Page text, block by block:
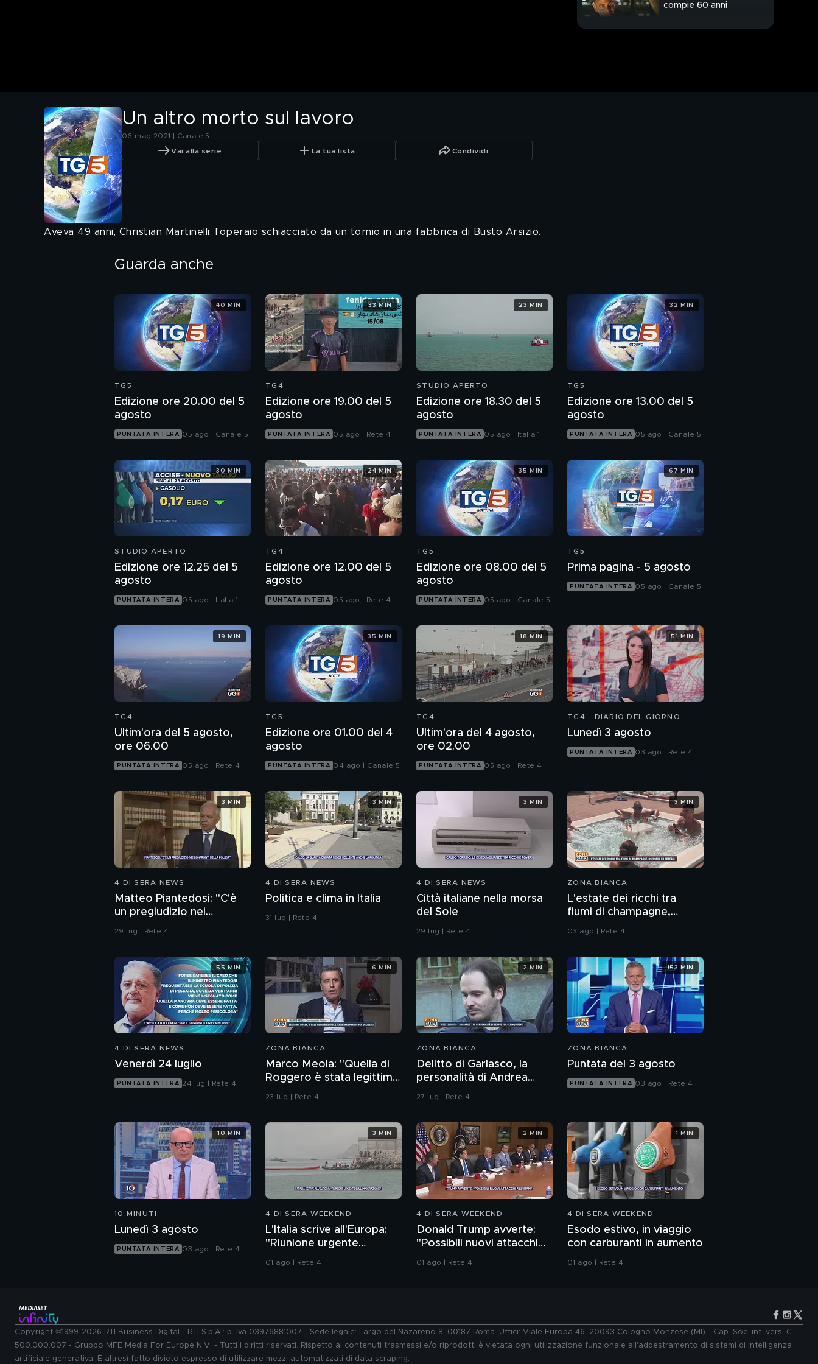
compie 60 anni
Un altro morto sul lavoro
06 mag 2021 | Canale 5
Vai alla serie La tua lista Condividi
Aveva 49 anni, Christian Martinelli, l'operaio schiacciato da un tornio in una fabbrica di Busto Arsizio.
Guarda anche
TG5
Edizione ore 20.00 del 5
agosto
PUNTATA INTERA 05 ago | Canale 5
40 MIN
TG4
Edizione ore 19.00 del 5
agosto
PUNTATA INTERA 05 ago | Rete 4
33 MIN
STUDIO APERTO
Edizione ore 18.30 del 5
agosto
PUNTATA INTERA 05 ago | Italia 1
23 MIN
TG5
Edizione ore 13.00 del 5
agosto
PUNTATA INTERA 05 ago | Canale 5
32 MIN
STUDIO APERTO
Edizione ore 12.25 del 5
agosto
PUNTATA INTERA 05 ago | Italia 1
30 MIN
TG4
Edizione ore 12.00 del 5
agosto
PUNTATA INTERA 05 ago | Rete 4
24 MIN
TG5
Edizione ore 08.00 del 5
agosto
PUNTATA INTERA 05 ago | Canale 5
35 MIN
TG5
Prima pagina - 5 agosto
PUNTATA INTERA 05 ago | Canale 5
67 MIN
TG4
Ultim'ora del 5 agosto,
ore 06.00
PUNTATA INTERA 05 ago | Rete 4
19 MIN
TG5
Edizione ore 01.00 del 4
agosto
PUNTATA INTERA 04 ago | Canale 5
35 MIN
TG4
Ultim'ora del 4 agosto,
ore 02.00
PUNTATA INTERA 05 ago | Rete 4
18 MIN
TG4 - DIARIO DEL GIORNO
Lunedì 3 agosto
PUNTATA INTERA 03 ago | Rete 4
51 MIN
4 DI SERA NEWS
Matteo Piantedosi: "C'è
un pregiudizio nei
confronti della polizia"
29 lug | Rete 4
3 MIN
4 DI SERA NEWS
Politica e clima in Italia
31 lug | Rete 4
3 MIN
4 DI SERA NEWS
Città italiane nella morsa
del Sole
29 lug | Rete 4
3 MIN
ZONA BIANCA
L'estate dei ricchi tra
fiumi di champagne,
ostriche ed eccessi
03 ago | Rete 4
3 MIN
4 DI SERA NEWS
Venerdì 24 luglio
PUNTATA INTERA 24 lug | Rete 4
55 MIN
ZONA BIANCA
Marco Meola: "Quella di
Roggero è stata legittima
difesa"
23 lug | Rete 4
6 MIN
ZONA BIANCA
Delitto di Garlasco, la
personalità di Andrea
Sempio per gli inquirenti:
27 lug | Rete 4
2 MIN
ZONA BIANCA
Puntata del 3 agosto
PUNTATA INTERA 03 ago | Rete 4
153 MIN
10 MINUTI
Lunedì 3 agosto
PUNTATA INTERA 03 ago | Rete 4
10 MIN
4 DI SERA WEEKEND
L'Italia scrive all'Europa:
"Riunione urgente
sull'immigrazione"
01 ago | Rete 4
3 MIN
4 DI SERA WEEKEND
Donald Trump avverte:
"Possibili nuovi attacchi
all'Iran"
01 ago | Rete 4
2 MIN
4 DI SERA WEEKEND
Esodo estivo, in viaggio
con carburanti in aumento
01 ago | Rete 4
1 MIN
Copyright ©1999-2026 RTI Business Digital - RTI S.p.A.: p. iva 03976881007 - Sede legale: Largo del Nazareno 8, 00187 Roma. Uffici: Viale Europa 46, 20093 Cologno Monzese (MI) - Cap. Soc. int. vers. €
500.000.007 - Gruppo MFE Media For Europe N.V. - Tutti i diritti riservati. Rispetto ai contenuti trasmessi e/o riprodotti è vietata ogni utilizzazione funzionale all'addestramento di sistemi di intelligenza
artificiale generativa. È altresì fatto divieto espresso di utilizzare mezzi automatizzati di data scraping.